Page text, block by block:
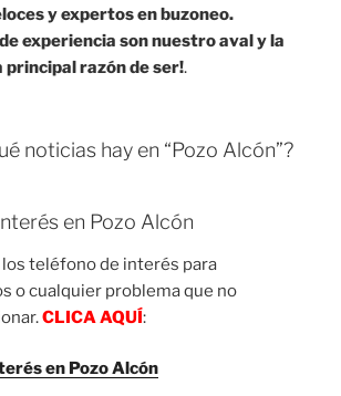
y expertos en buzoneo.
experiencia son nuestro aval y la
razón de ser!.
noticias hay en “Pozo Alcón”?
en Pozo Alcón
teléfono de interés para
o cualquier problema que no
CLICA AQUÍ:
en Pozo Alcón